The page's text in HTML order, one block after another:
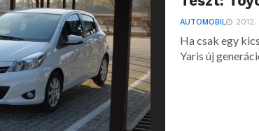
AUTOMOBIL 2012.
Ha csak egy
Yaris új